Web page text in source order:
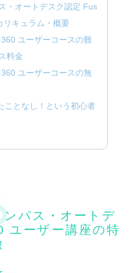
・オートデスク認定 Fus
リキュラム・概要
ユーザーコースの難
料金
ユーザーコースの無
ことなし！という初心者
パス・オートデ
ユーザー講座の特